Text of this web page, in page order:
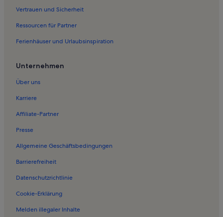
Ferienwohnungen in Lefkakia
Ferienwohnungen in Strand von Tolo
Ferienwohnungen in Drepano
Epidaurus
Ferienwohnungen in Korfos
Ferienwohnungen in Asini Strand
Ferienwohnungen in Heiligtum des Asklepios
Ferienwohnungen in Antikes Asine
Vertrauen und Sicherheit
Ressourcen für Partner
Ferienhäuser und Urlaubsinspiration
Unternehmen
Über uns
Karriere
Affiliate-Partner
Presse
Allgemeine Geschäftsbedingungen
Barrierefreiheit
Datenschutzrichtlinie
Cookie-Erklärung
Melden illegaler Inhalte